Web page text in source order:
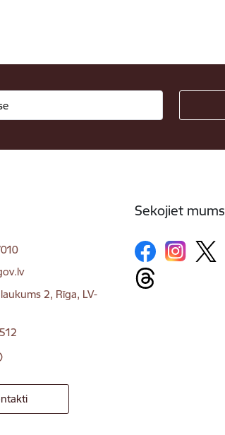
2, Rīga, LV-
Sekojiet mums